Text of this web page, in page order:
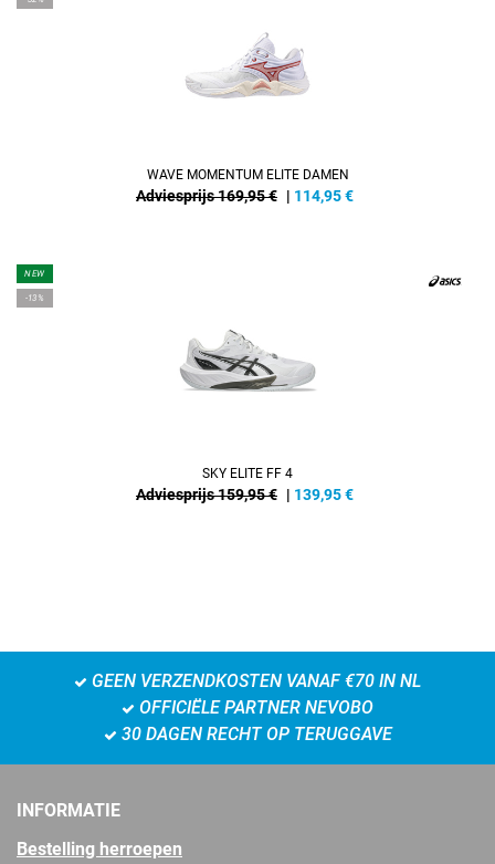
WAVE MOMENTUM ELITE DAMEN
Adviesprijs 169,95 € | 114,95€
NEW
-13%
SKY ELITE FF 4
Adviesprijs 159,95 € | 139,95€
GEEN VERZENDKOSTEN VANAF €70 IN NL
OFFICIËLE PARTNER NEVOBO
30 DAGEN RECHT OP TERUGGAVE
INFORMATIE
Bestelling herroepen